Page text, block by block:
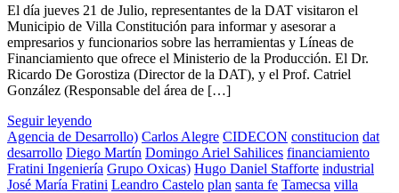
El día jueves 21 de Julio, representantes de la DAT visitaron el
Municipio de Villa Constitución para informar y asesorar a
empresarios y funcionarios sobre las herramientas y Líneas de
Financiamiento que ofrece el Ministerio de la Producción. El Dr.
Ricardo De Gorostiza (Director de la DAT), y el Prof. Catriel
González (Responsable del área de […]
Seguir leyendo
Agencia de Desarrollo) Carlos Alegre CIDECON constitucion dat
desarrollo Diego Martín Domingo Ariel Sahilices financiamiento
Fratini Ingeniería Grupo Oxicas) Hugo Daniel Stafforte industrial
José María Fratini Leandro Castelo plan santa fe Tamecsa villa